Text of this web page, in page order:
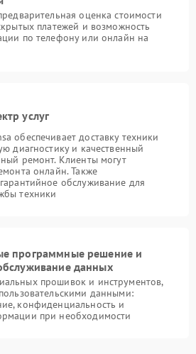
оценка стоимости
платежей и возможность
по телефону или онлайн на
услуг
обеспечивает доставку техники
диагностику и качественный
ремонт. Клиенты могут
онлайн. Также
обслуживание для
техники
программные решение и
данных
прошивок и инструментов,
данными:
конфиденциальность и
при необходимости